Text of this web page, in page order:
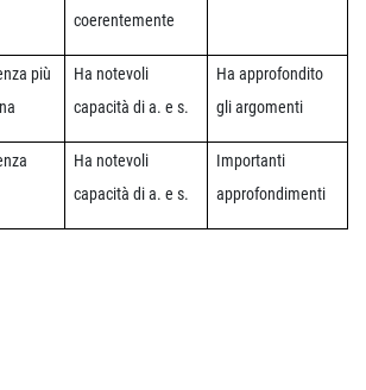
coerentemente
più
Ha notevoli
capacità di a. e s.
Ha approfondito
gli argomenti
Ha notevoli
capacità di a. e s.
Importanti
approfondimenti